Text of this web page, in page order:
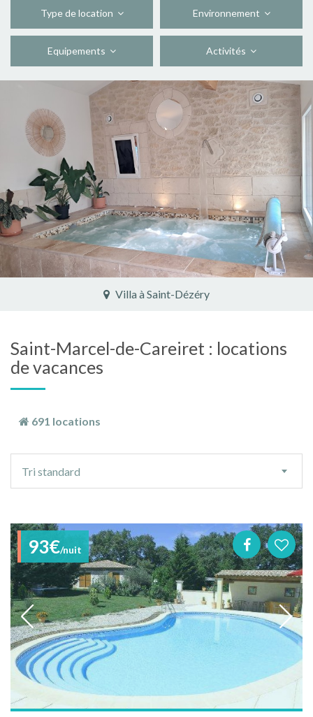
Type de location Environnement
Equipements Activités
Villa à Saint-Dézéry
Saint-Marcel-de-Careiret : locations
de vacances
691 locations
tri
Tri standard
93€/nuit